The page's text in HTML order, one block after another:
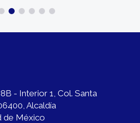
- Interior 1, Col. Santa
Alcaldía
de México